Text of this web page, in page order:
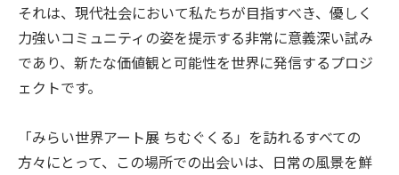
それは、現代社会において私たちが目指すべき、優しく
力強いコミュニティの姿を提示する非常に意義深い試み
であり、新たな価値観と可能性を世界に発信するプロジ
ェクトです。
「みらい世界アート展 ちむぐくる」を訪れるすべての
方々にとって、この場所での出会いは、日常の風景を鮮